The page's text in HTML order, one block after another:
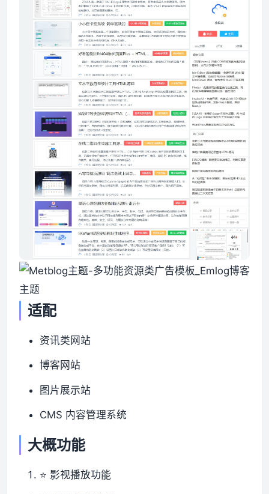
适配
资讯类网站
博客网站
图片展示站
CMS 内容管理系统
大概功能
⭐ 影视播放功能